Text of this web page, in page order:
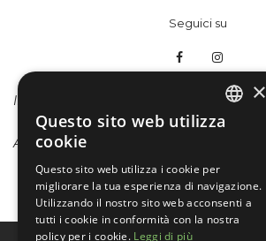
Seguici su
INFORMAZIONI
ACCOUNT
×
Questo sito web utilizza
cookie
Questo sito web utilizza i cookie per
migliorare la tua esperienza di navigazione.
Utilizzando il nostro sito web acconsenti a
tutti i cookie in conformità con la nostra
policy per i cookie. Leggi di più